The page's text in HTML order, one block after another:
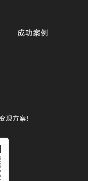
成功案例
现方案!